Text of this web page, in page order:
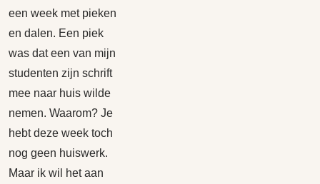
een week met pieken
en dalen. Een piek
was dat een van mijn
studenten zijn schrift
mee naar huis wilde
nemen. Waarom? Je
hebt deze week toch
nog geen huiswerk.
Maar ik wil het aan